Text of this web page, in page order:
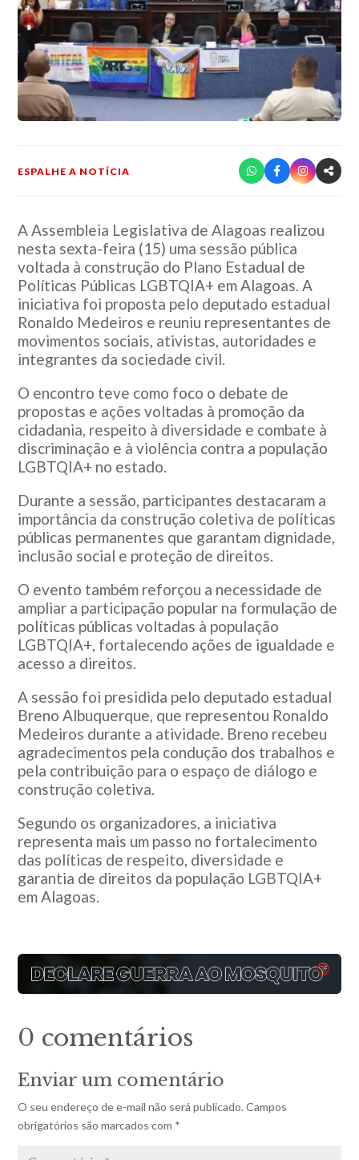
ESPALHE A NOTÍCIA
A Assembleia Legislativa de Alagoas realizou
nesta sexta-feira (15) uma sessão pública
voltada à construção do Plano Estadual de
Políticas Públicas LGBTQIA+ em Alagoas. A
iniciativa foi proposta pelo deputado estadual
Ronaldo Medeiros e reuniu representantes de
movimentos sociais, ativistas, autoridades e
integrantes da sociedade civil.
O encontro teve como foco o debate de
propostas e ações voltadas à promoção da
cidadania, respeito à diversidade e combate à
discriminação e à violência contra a população
LGBTQIA+ no estado.
Durante a sessão, participantes destacaram a
importância da construção coletiva de políticas
públicas permanentes que garantam dignidade,
inclusão social e proteção de direitos.
O evento também reforçou a necessidade de
ampliar a participação popular na formulação de
políticas públicas voltadas à população
LGBTQIA+, fortalecendo ações de igualdade e
acesso a direitos.
A sessão foi presidida pelo deputado estadual
Breno Albuquerque, que representou Ronaldo
Medeiros durante a atividade. Breno recebeu
agradecimentos pela condução dos trabalhos e
pela contribuição para o espaço de diálogo e
construção coletiva.
Segundo os organizadores, a iniciativa
representa mais um passo no fortalecimento
das políticas de respeito, diversidade e
garantia de direitos da população LGBTQIA+
em Alagoas.
0 comentários
Enviar um comentário
O seu endereço de e-mail não será publicado. Campos
obrigatórios são marcados com *